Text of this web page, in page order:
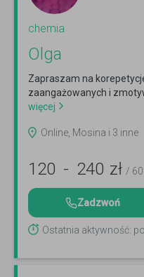
chemia
Olga
Zapraszam na
zaangażowanych i
więcej
Online, Mosina i 3 inne
120 - 240 zł /
Zadzwoń
Ostatnia aktywność: